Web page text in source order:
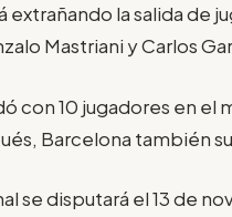
extrañando la salida de
Mastriani y Carlos
con 10 jugadores en el
Barcelona también
se disputará el 13 de